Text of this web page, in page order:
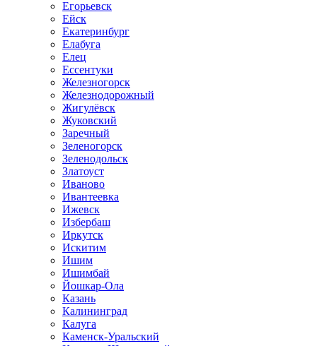
Егорьевск
Ейск
Екатеринбург
Елабуга
Елец
Ессентуки
Железногорск
Железнодорожный
Жигулёвск
Жуковский
Заречный
Зеленогорск
Зеленодольск
Златоуст
Иваново
Ивантеевка
Ижевск
Избербаш
Иркутск
Искитим
Ишим
Ишимбай
Йошкар-Ола
Казань
Калининград
Калуга
Каменск-Уральский